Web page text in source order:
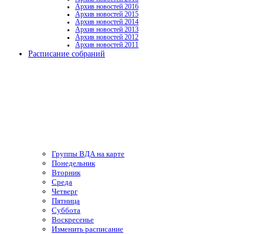
Архив новостей 2016
Архив новостей 2015
Архив новостей 2014
Архив новостей 2013
Архив новостей 2012
Архив новостей 2011
Расписание собраний
Группы ВДА на карте
Понедельник
Вторник
Среда
Четверг
Пятница
Суббота
Воскресенье
Изменить расписание